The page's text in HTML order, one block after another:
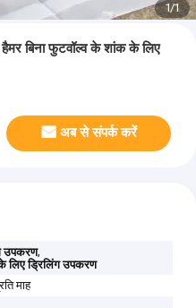
1/1
बिना फुटवॉल्व के शांक के लिए
अब से संपर्क करें
उपकरण,
लिए ड्रिलिंग उपकरण
माह